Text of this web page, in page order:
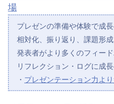
場
プレゼンの準備や体験で成
相対化、振り返り、課題形
発表者がより多くのフィー
リフレクション・ログに成
・ プレゼンテーション力よ